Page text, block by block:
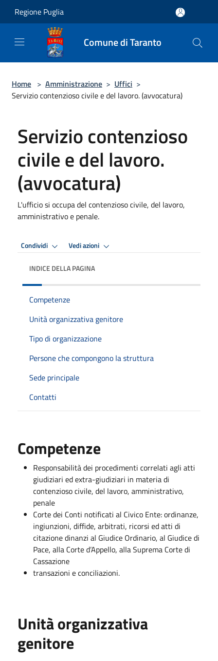
Regione Puglia
Comune di Taranto
Home > Amministrazione > Uffici >
Servizio contenzioso civile e del lavoro. (avvocatura)
Servizio contenzioso
civile e del lavoro.
(avvocatura)
L'ufficio si occupa del contenzioso civile, del lavoro,
amministrativo e penale.
Condividi Vedi azioni
INDICE DELLA PAGINA
Competenze
Unità organizzativa genitore
Tipo di organizzazione
Persone che compongono la struttura
Sede principale
Contatti
Competenze
Responsabilità dei procedimenti correlati agli atti
giudiziari ed extra-giudiziari in materia di
contenzioso civile, del lavoro, amministrativo,
penale
Corte dei Conti notificati al Civico Ente: ordinanze,
ingiunzioni, diffide, arbitrati, ricorsi ed atti di
citazione dinanzi al Giudice Ordinario, al Giudice di
Pace, alla Corte d’Appello, alla Suprema Corte di
Cassazione
transazioni e conciliazioni.
Unità organizzativa
genitore